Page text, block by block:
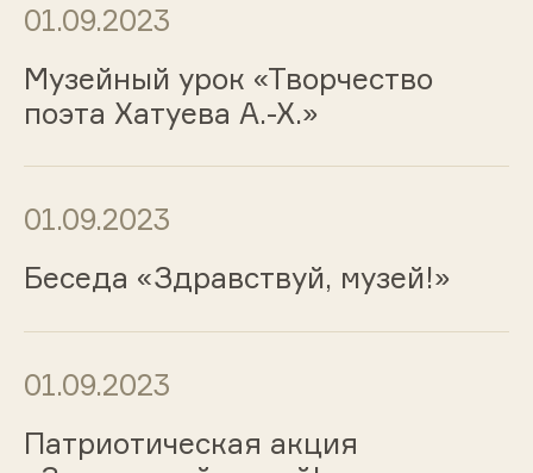
01.09.2023
Музейный урок «Творчество
поэта Хатуева А.-Х.»
01.09.2023
Беседа «Здравствуй, музей!»
01.09.2023
Патриотическая акция